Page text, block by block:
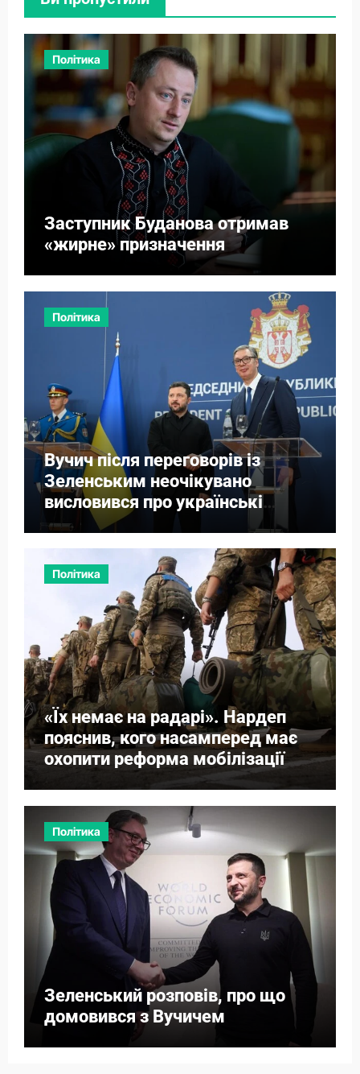
Політика
Заступник Буданова отримав
«жирне» призначення
Політика
Вучич після переговорів із
Зеленським неочікувано
висловився про українські
території
Політика
«Їх немає на радарі». Нардеп
пояснив, кого насамперед має
охопити реформа мобілізації
Політика
Зеленський розповів, про що
домовився з Вучичем